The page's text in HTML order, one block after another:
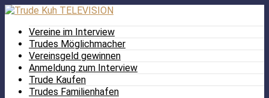
Vereine im Interview
Trudes Möglichmacher
Vereinsgeld gewinnen
Anmeldung zum Interview
Trude Kaufen
Trudes Familienhafen